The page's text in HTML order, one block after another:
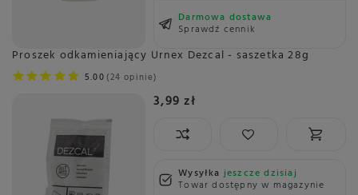
Darmowa dostawa
Sprawdź cennik
Proszek odkamieniający Urnex Dezcal - saszetka 28g
5.00 24 opinie
3,99 zł
Wysyłkajeszcze dzisiaj
Towar dostępny w magazynie